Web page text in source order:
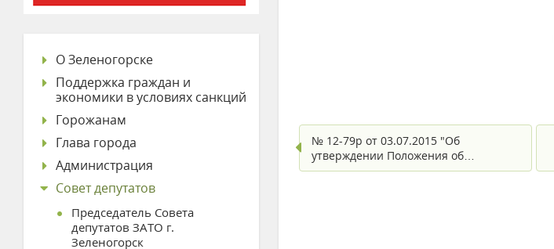
№ 12-79р от 03.07.2015 "Об
утверждении Положения об…
О Зеленогорске
Поддержка граждан и
экономики в условиях санкций
Горожанам
Глава города
Администрация
Совет депутатов
Председатель Совета
депутатов ЗАТО г.
Зеленогорск